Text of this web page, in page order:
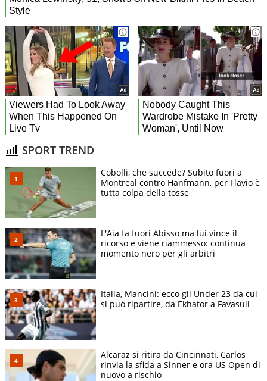
SPORT TREND
Cobolli, che succede? Subito fuori a
Montreal contro Hanfmann, per Flavio è
tutta colpa della tosse
L'Aia fa fuori Abisso ma lui vince il
ricorso e viene riammesso: continua
momento nero per gli arbitri
Italia, Mancini: ecco gli Under 23 da cui
si può ripartire, da Ekhator a Favasuli
Alcaraz si ritira da Cincinnati, Carlos
rinvia la sfida a Sinner e ora US Open di
nuovo a rischio